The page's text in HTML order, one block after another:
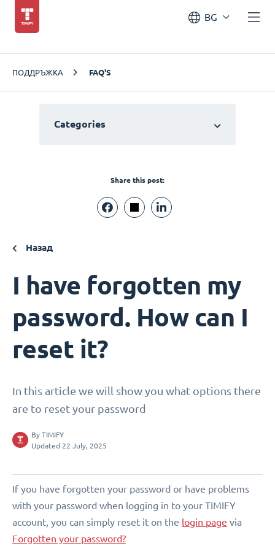
BG
ПОДДРЪЖКА FAQ'S
Categories
Share this post:
Назад
I have forgotten my
password. How can I
reset it?
In this article we will show you what options there
are to reset your password
By TIMIFY
Updated 22 July, 2025
If you have forgotten your password or have problems
with your password when logging in to your TIMIFY
account, you can simply reset it on the login page via
Forgotten your password?